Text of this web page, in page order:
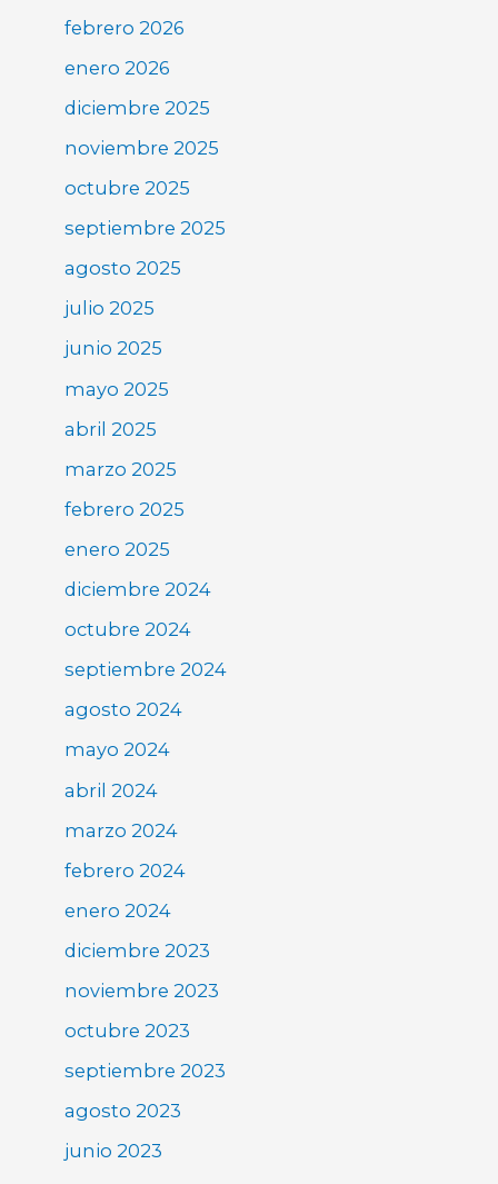
febrero 2026
enero 2026
diciembre 2025
noviembre 2025
octubre 2025
septiembre 2025
agosto 2025
julio 2025
junio 2025
mayo 2025
abril 2025
marzo 2025
febrero 2025
enero 2025
diciembre 2024
octubre 2024
septiembre 2024
agosto 2024
mayo 2024
abril 2024
marzo 2024
febrero 2024
enero 2024
diciembre 2023
noviembre 2023
octubre 2023
septiembre 2023
agosto 2023
junio 2023